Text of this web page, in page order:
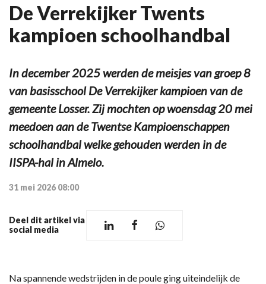
De Verrekijker Twents
kampioen schoolhandbal
In december 2025 werden de meisjes van groep 8
van basisschool De Verrekijker kampioen van de
gemeente Losser. Zij mochten op woensdag 20 mei
meedoen aan de Twentse Kampioenschappen
schoolhandbal welke gehouden werden in de
IISPA-hal in Almelo.
31 mei 2026 08:00
Deel dit artikel via
social media
Na spannende wedstrijden in de poule ging uiteindelijk de